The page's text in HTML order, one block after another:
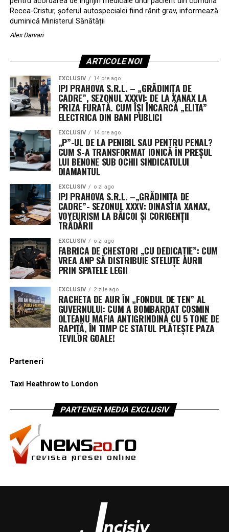
Recea-Cristur, șoferul autospecialei fiind rănit grav, informează
duminică Ministerul Sănătății
Alex Darvari
ARTICOLE NOI
EXCLUSIV 14 ore ago
IPJ PRAHOVA S.R.L. – „GRĂDINIȚA DE
CADRE”, SEZONUL XXXVI: DE LA XANAX LA
PRIZA FURATĂ. CUM ÎȘI ÎNCARCĂ „ELITA”
ELECTRICA DIN BANI PUBLICI
EXCLUSIV 14 ore ago
„P”-UL DE LA PENIBIL SAU PENTRU PENAL?
CUM S-A TRANSFORMAT IONICĂ ÎN PREȘUL
LUI BENONE SUB OCHII SINDICATULUI
DIAMANTUL
EXCLUSIV o zi ago
IPJ PRAHOVA S.R.L. –„GRĂDINIȚA DE
CADRE”- SEZONUL XXXV: DINASTIA XANAX,
VOYEURISM LA BĂICOI ȘI CORIGENȚII
TRĂDĂRII
EXCLUSIV o zi ago
FABRICA DE CHESTORI „CU DEDICAȚIE”: CUM
VREA ANP SĂ DISTRIBUIE STELUȚE AURII
PRIN SPATELE LEGII
EXCLUSIV 2 zile ago
RACHETA DE AUR ÎN „FONDUL DE TEN” AL
GUVERNULUI: CUM A BOMBARDAT COSMIN
OLTEANU MAFIA ANTIGRINDINĂ CU 5 TONE DE
RAPIȚĂ, ÎN TIMP CE STATUL PLĂTEȘTE PAZA
TEVILOR GOALE!
Parteneri
Taxi Heathrow to London
PARTENER MEDIA EXCLUSIV